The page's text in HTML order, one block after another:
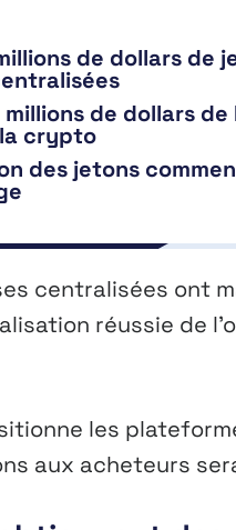
de dollars de
millions de dollars
crypto
des jetons
centralisées ont
réussie de
les
aux acheteurs